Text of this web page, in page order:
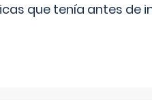
que tenía antes de